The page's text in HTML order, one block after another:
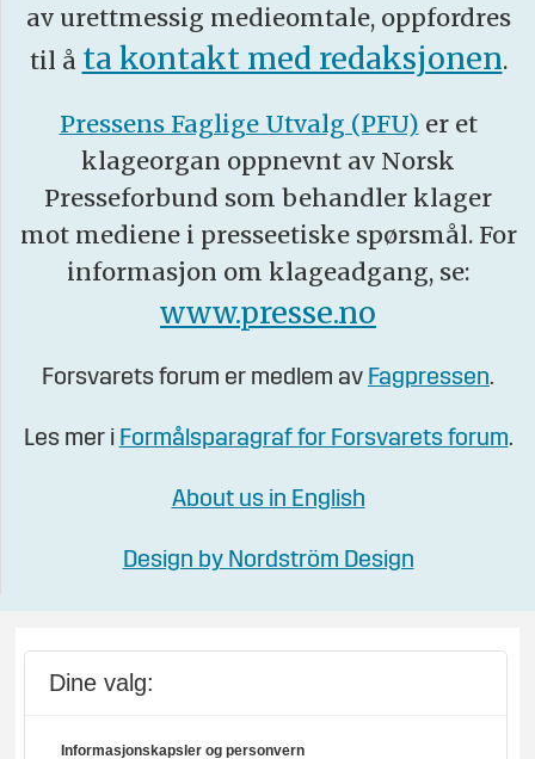
av urettmessig medieomtale, oppfordres
til å ta kontakt med redaksjonen.
Pressens Faglige Utvalg (PFU) er et
klageorgan oppnevnt av Norsk
Presseforbund som behandler klager
mot mediene i presseetiske spørsmål. For
informasjon om klageadgang, se:
www.presse.no
Forsvarets forum er medlem av Fagpressen.
Les mer i Formålsparagraf for Forsvarets forum.
About us in English
Design by Nordström Design
Dine valg:
Informasjonskapsler og personvern